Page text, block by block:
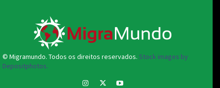
© Migramundo. Todos os direitos reservados. Stock images by
Depositphotos.